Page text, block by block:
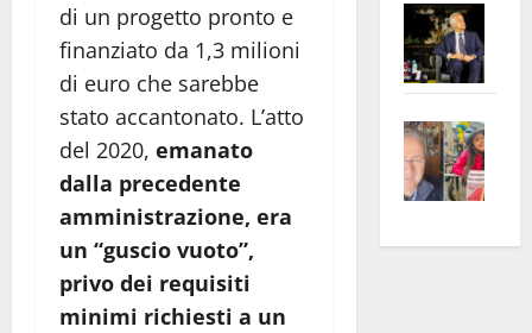
di un progetto pronto e
finanziato da 1,3 milioni
di euro che sarebbe
stato accantonato. L’atto
del 2020, emanato
dalla precedente
amministrazione, era
un “guscio vuoto”,
privo dei requisiti
minimi richiesti a un
euro
apre